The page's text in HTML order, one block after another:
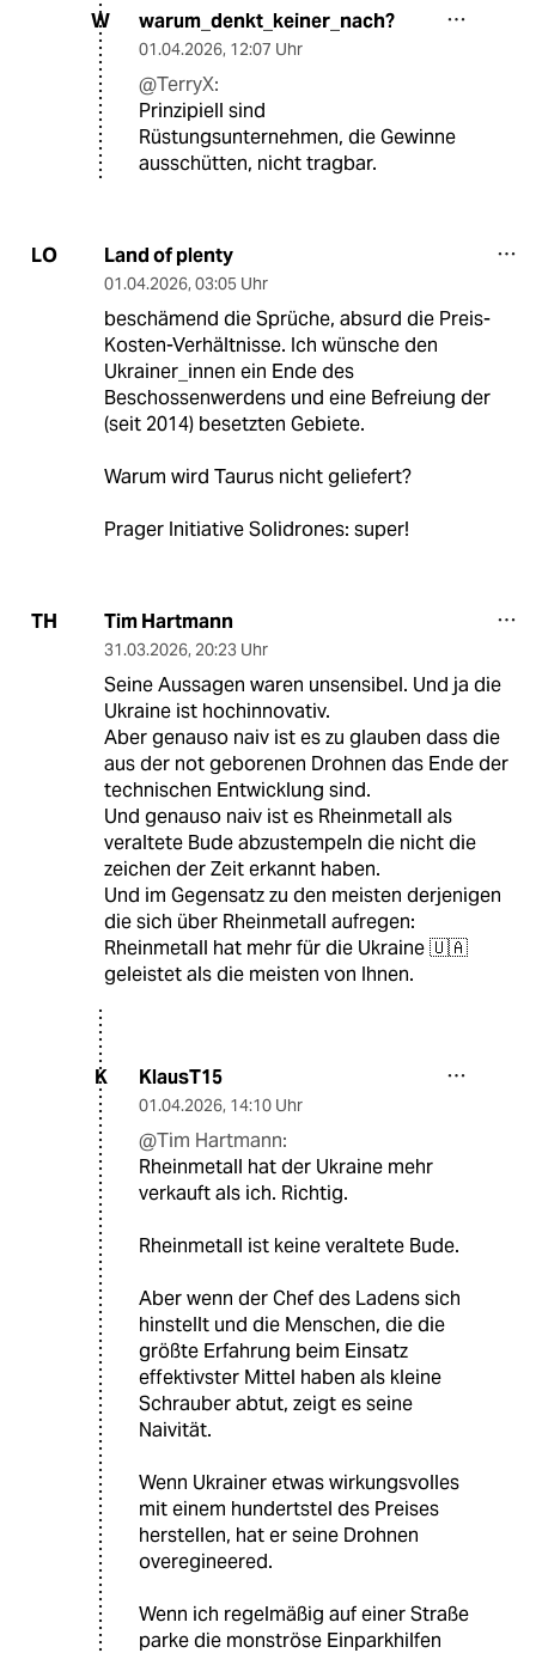
W warum_denkt_keiner_nach?
01.04.2026, 12:07 Uhr
@TerryX:
Prinzipiell sind
Rüstungsunternehmen, die Gewinne
ausschütten, nicht tragbar.
LO Land of plenty
01.04.2026, 03:05 Uhr
beschämend die Sprüche, absurd die Preis-
Kosten-Verhältnisse. Ich wünsche den
Ukrainer_innen ein Ende des
Beschossenwerdens und eine Befreiung der
(seit 2014) besetzten Gebiete.
Warum wird Taurus nicht geliefert?
Prager Initiative Solidrones: super!
TH Tim Hartmann
31.03.2026, 20:23 Uhr
Seine Aussagen waren unsensibel. Und ja die
Ukraine ist hochinnovativ.
Aber genauso naiv ist es zu glauben dass die
aus der not geborenen Drohnen das Ende der
technischen Entwicklung sind.
Und genauso naiv ist es Rheinmetall als
veraltete Bude abzustempeln die nicht die
zeichen der Zeit erkannt haben.
Und im Gegensatz zu den meisten derjenigen
die sich über Rheinmetall aufregen:
Rheinmetall hat mehr für die Ukraine 🇺🇦
geleistet als die meisten von Ihnen.
K KlausT15
01.04.2026, 14:10 Uhr
@Tim Hartmann:
Rheinmetall hat der Ukraine mehr
verkauft als ich. Richtig.
Rheinmetall ist keine veraltete Bude.
Aber wenn der Chef des Ladens sich
hinstellt und die Menschen, die die
größte Erfahrung beim Einsatz
effektivster Mittel haben als kleine
Schrauber abtut, zeigt es seine
Naivität.
Wenn Ukrainer etwas wirkungsvolles
mit einem hundertstel des Preises
herstellen, hat er seine Drohnen
overegineered.
Wenn ich regelmäßig auf einer Straße
parke die monströse Einparkhilfen